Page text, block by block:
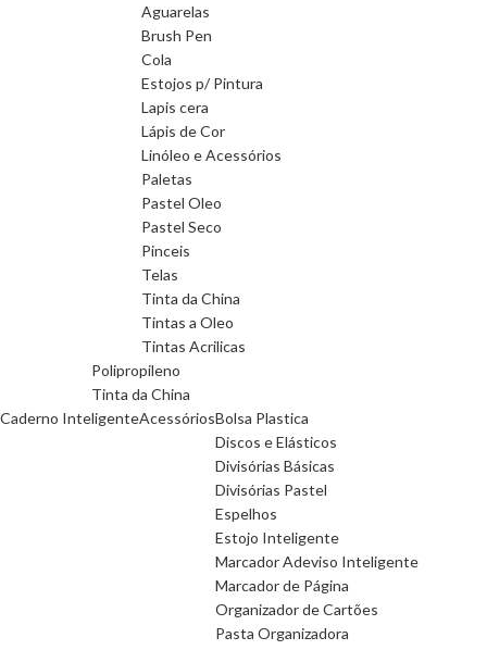
Aguarelas
Brush Pen
Cola
Estojos p/ Pintura
Lapis cera
Lápis de Cor
Linóleo e Acessórios
Paletas
Pastel Oleo
Pastel Seco
Pinceis
Telas
Tinta da China
Tintas a Oleo
Tintas Acrilicas
Polipropileno
Tinta da China
Caderno InteligenteAcessóriosBolsa Plastica
Discos e Elásticos
Divisórias Básicas
Divisórias Pastel
Espelhos
Estojo Inteligente
Marcador Adeviso Inteligente
Marcador de Página
Organizador de Cartões
Pasta Organizadora